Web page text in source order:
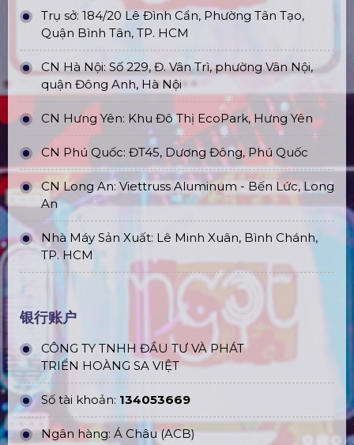
Trụ sở: 184/20 Lê Đình Cẩn, Phường Tân Tạo,
Quận Bình Tân, TP. HCM
CN Hà Nội: Số 229, Đ. Vân Trì, phường Vân Nội,
quận Đông Anh, Hà Nội
CN Hưng Yên: Khu Đô Thị EcoPark, Hưng Yên
CN Phú Quốc: ĐT45, Dương Đông, Phú Quốc
CN Long An: Viettruss Aluminum - Bến Lức, Long
An
Nhà Máy Sản Xuất: Lê Minh Xuân, Bình Chánh,
TP. HCM
银行账户
CÔNG TY TNHH ĐẦU TƯ VÀ PHÁT
TRIỂN HOÀNG SA VIỆT
Số tài khoản: 134053669
Ngân hàng: Á Châu (ACB)